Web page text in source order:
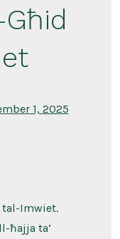
1, 2025
tal-Imwiet.
ħajja ta’